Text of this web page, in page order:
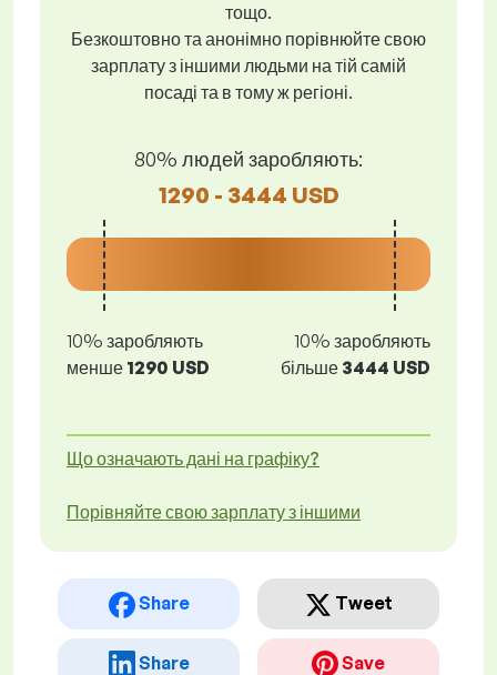
тощо.
Безкоштовно та анонімно порівнюйте свою
зарплату з іншими людьми на тій самій
посаді та в тому ж регіоні.
80% людей заробляють:
1290 - 3444 USD
10% заробляють
менше 1290 USD
10% заробляють
більше 3444 USD
Що означають дані на графіку?
Порівняйте свою зарплату з іншими
Share Tweet
Share Save